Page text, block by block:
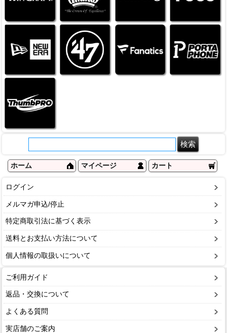
ホーム マイページ カート
ログイン
メルマガ申込/停止
特定商取引法に基づく表示
送料とお支払い方法について
個人情報の取扱いについて
ご利用ガイド
返品・交換について
よくある質問
実店舗のご案内